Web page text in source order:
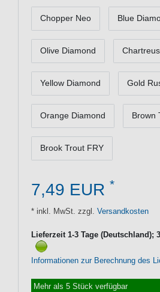
Chopper Neo Blue
Olive Diamond
Yellow Diamond Gold
Orange Diamond Brown
Brook Trout FRY
7,49 EUR *
* inkl. MwSt. zzgl. Versandkosten
Lieferzeit 1-3 Tage (Deutschland);
Informationen zur Berechnung des
Mehr als 5 Stück verfügbar